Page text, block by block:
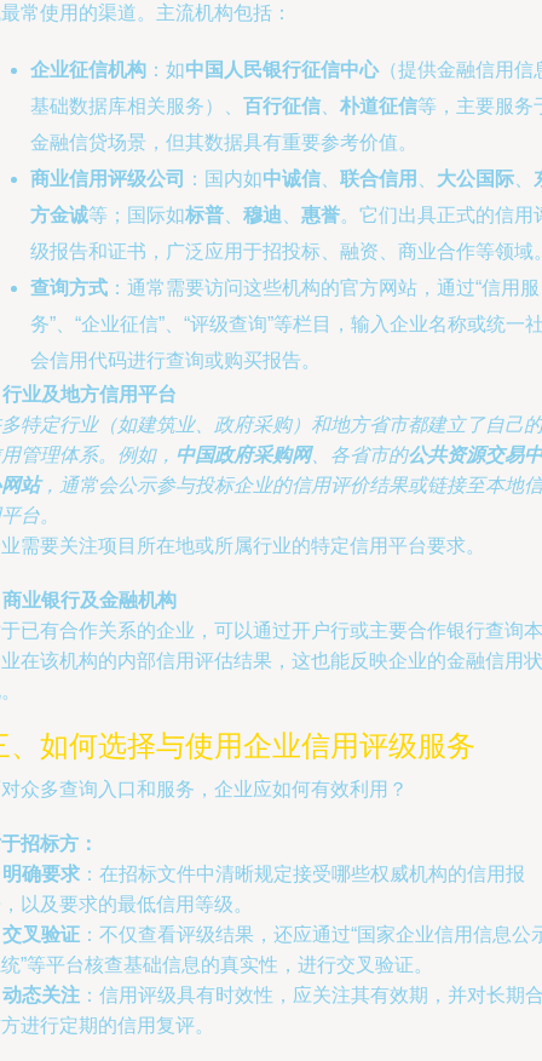
常使用的渠道。主流机构包括：
企业征信机构 ：如中国人民银行征信中心（提供金融信用信
基础数据库相关服务）、 百行征信 朴道征信等，主要服务
金融信贷场景，但其数据具有重要参考价值。
商业信用评级公司
：国内如中诚信 联合信用 大公国际
方金诚等；国际如标普 穆迪 惠誉。它们出具正式的信用
级报告和证书，广泛应用于招投标、融资、商业合作等领域
查询方式 ：通常需要访问这些机构的官方网站，通过“信用服
务”、“企业征信”、“评级查询”等栏目，输入企业名称或统一
会信用代码进行查询或购买报告。
业及地方信用平台
特定行业（如建筑业、政府采购）和地方省市都建立了自己的
管理体系。例如， 中国政府采购网、各省市的公共资源交易中
站，通常会公示参与投标企业的信用评价结果或链接至本地信
台。
需要关注项目所在地或所属行业的特定信用平台要求。
业银行及金融机构
已有合作关系的企业，可以通过开户行或主要合作银行查询本
在该机构的内部信用评估结果，这也能反映企业的金融信用状
、如何选择与使用企业信用评级服务
众多查询入口和服务，企业应如何有效利用？
招标方：
明确要求 ：在招标文件中清晰规定接受哪些权威机构的信用报
以及要求的最低信用等级。
交叉验证 ：不仅查看评级结果，还应通过“国家企业信用信息公
”等平台核查基础信息的真实性，进行交叉验证。
动态关注 ：信用评级具有时效性，应关注其有效期，并对长期
进行定期的信用复评。